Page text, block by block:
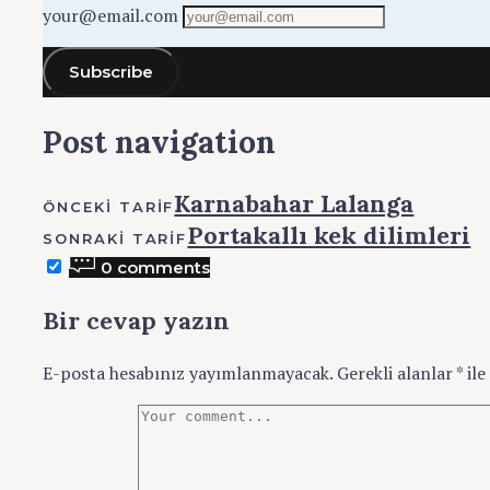
your@email.com
Subscribe
Post navigation
ÖNCEKI TARIFKarnabahar Lalanga
SONRAKI TARIFPortakallı kek dilimleri
0 comments
Bir cevap yazın
E-posta hesabınız yayımlanmayacak. Gerekli alanlar*ile